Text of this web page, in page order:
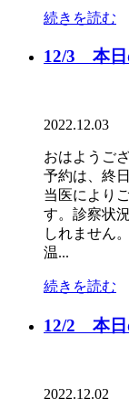
続きを読む
12/3 本日
2022.12.03
おはようご
予約は、終
当医により
す。診察状
しれません
温...
続きを読む
12/2 本日
2022.12.02